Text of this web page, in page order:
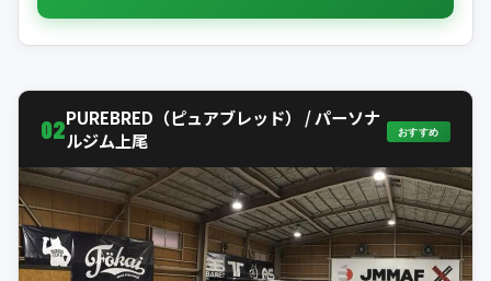
02PUREBRED（ピュアブレッド） / パーソナ
ルジム上尾
おすすめ